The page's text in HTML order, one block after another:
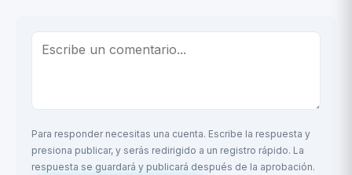
Para responder necesitas una cuenta. Escribe la respuesta y
presiona publicar, y serás redirigido a un registro rápido. La
respuesta se guardará y publicará después de la aprobación.